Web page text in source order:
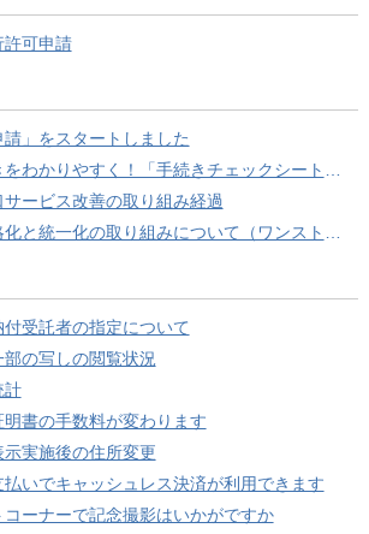
許可申請
請」をスタートしました
りやすく！「手続きチェックシート」を導入しました
ービス改善の取り組み経過
化の取り組みについて（ワンストップサービス推進事業）
受託者の指定について
の写しの閲覧状況
計
明書の手数料が変わります
実施後の住所変更
いでキャッシュレス決済が利用できます
コーナーで記念撮影はいかがですか